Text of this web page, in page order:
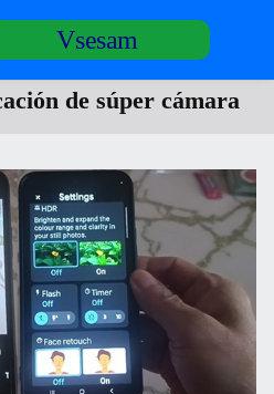
Vsesam
de súper cámara